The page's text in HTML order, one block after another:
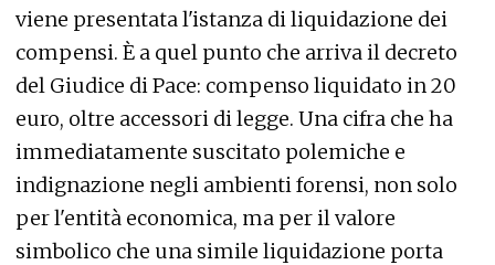
viene presentata l'istanza di liquidazione dei
compensi. È a quel punto che arriva il decreto
del Giudice di Pace: compenso liquidato in 20
euro, oltre accessori di legge. Una cifra che ha
immediatamente suscitato polemiche e
indignazione negli ambienti forensi, non solo
per l'entità economica, ma per il valore
simbolico che una simile liquidazione porta